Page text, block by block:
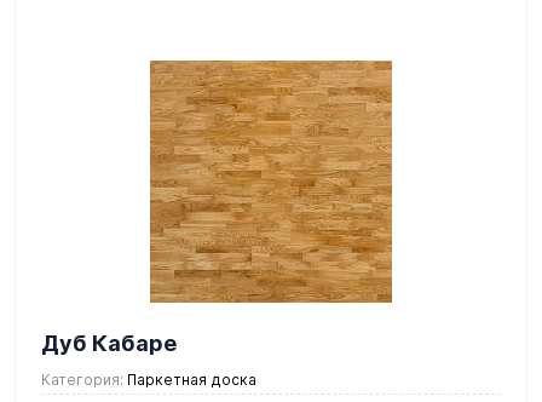
Дуб Кабаре
Категория: Паркетная доска